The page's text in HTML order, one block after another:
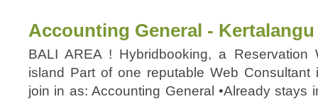
Accounting General -
BALI AREA ! Hybridbooking, a
island Part of one reputable Web
join in as: Accounting General •Already stays